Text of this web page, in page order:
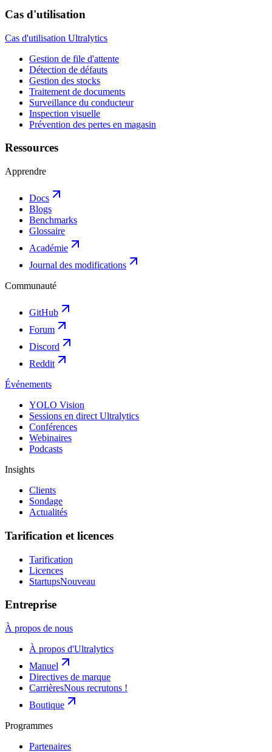
Cas d'utilisation
Cas d'utilisation Ultralytics
Gestion de file d'attente
Détection de défauts
Gestion des stocks
Traitement de documents
Surveillance du conducteur
Inspection visuelle
Prévention des pertes en magasin
Ressources
Apprendre
Docs
Blogs
Benchmarks
Glossaire
Académie
Journal des modifications
Communauté
GitHub
Forum
Discord
Reddit
Événements
YOLO Vision
Sessions en direct Ultralytics
Conférences
Webinaires
Podcasts
Insights
Clients
Sondage
Actualités
Tarification et licences
Tarification
Licences
StartupsNouveau
Entreprise
À propos de nous
À propos d'Ultralytics
Manuel
Directives de marque
CarrièresNous recrutons !
Boutique
Programmes
Partenaires